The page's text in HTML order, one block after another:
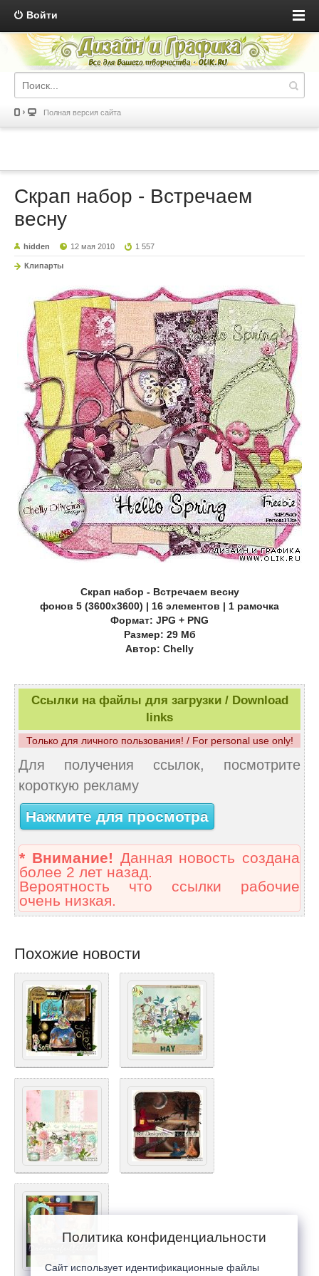
Войти
Полная версия сайта
Скрап набор - Встречаем
весну
hidden 12 мая 2010 1 557
Клипарты
Скрап набор - Встречаем весну
фонов 5 (3600х3600) | 16 элементов | 1 рамочка
Формат: JPG + PNG
Размер: 29 Mб
Автор: Chelly
Ссылки на файлы для загрузки / Download
links
Только для личного пользования! / For personal use only!
Для получения ссылок, посмотрите
короткую рекламу
Нажмите для просмотра
* Внимание! Данная новость создана
более 2 лет назад.
Вероятность что ссылки рабочие
очень низкая.
Похожие новости
Политика конфиденциальности
Сайт использует идентификационные файлы